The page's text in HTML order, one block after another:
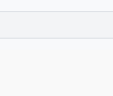
les maths cet
avec des